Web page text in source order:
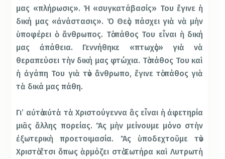
µας «πλήρωσις». Ἡ «συγκατάβασίς» Του ἔγινε ἡ
δική µας «ἀνάστασις». Ὁ Θεὸς πάσχει γιὰ νὰ µὴν
ὑποφέρει ὁ ἄνθρωπος. Τὸ πάθος Του εἶναι ἡ δική
µας ἀπάθεια. Γεννήθηκε «πτωχὸς» γιὰ νὰ
θεραπεύσει τὴν δική µας φτώχια. Τὸ πάθος Του καὶ
ἡ ἀγάπη Του γιὰ τὸν ἄνθρωπο, ἔγινε τὸ πάθος γιὰ
τὰ δικά µας πάθη.
Γι’ αὐτὸ αὐτὰ τὰ Χριστούγεννα ἂς εἶναι ἡ ἀφετηρία
µιᾶς ἄλλης πορείας. Ἂς µὴν µείνουµε µόνο στὴν
ἐξωτερικὴ προετοιµασία. Ἂς ὑποδεχτοῦµε τὸν
Χριστὸ ἔτσι ὅπως ἁρµόζει στὸ Σωτήρα καὶ Λυτρωτὴ